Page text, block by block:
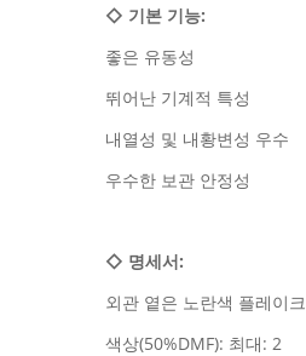
◇ 기본 기능:
좋은 유동성
뛰어난 기계적 특성
내열성 및 내황변성 우수
우수한 보관 안정성
◇ 명세서:
외관 옅은 노란색 플레이크
색상(50%DMF): 최대: 2